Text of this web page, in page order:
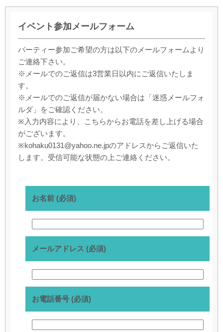
イベント参加メールフォーム
パーティー参加ご希望の方は以下のメールフォームより
ご連絡下さい。
※メールでのご返信は3営業日以内にご返信いたしま
す。
※メールでのご返信が届かない場合は「迷惑メールフォ
ルダ」をご確認ください。
※入力内容により、こちらからお電話を差し上げる場合
がございます。
※kohaku0131@yahoo.ne.jpのアドレスからご返信いた
します。受信可能な状態の上ご連絡ください。
お名前 (必須)
メールアドレス (必須)
お電話番号 (必須)